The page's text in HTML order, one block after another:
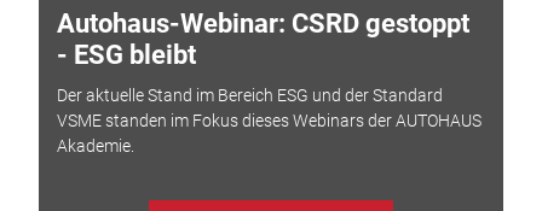
Autohaus-Webinar: CSRD gestoppt
- ESG bleibt
Der aktuelle Stand im Bereich ESG und der Standard
VSME standen im Fokus dieses Webinars der AUTOHAUS
Akademie.